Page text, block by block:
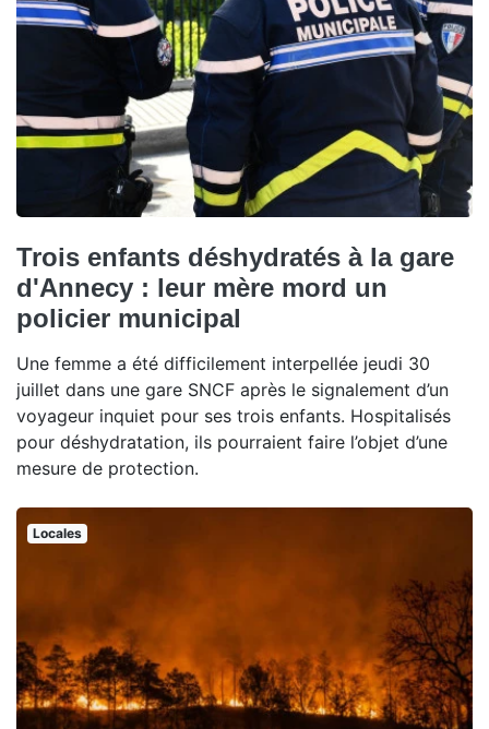
Trois enfants déshydratés à la gare
d'Annecy : leur mère mord un
policier municipal
Une femme a été difficilement interpellée jeudi 30
juillet dans une gare SNCF après le signalement d’un
voyageur inquiet pour ses trois enfants. Hospitalisés
pour déshydratation, ils pourraient faire l’objet d’une
mesure de protection.
Locales